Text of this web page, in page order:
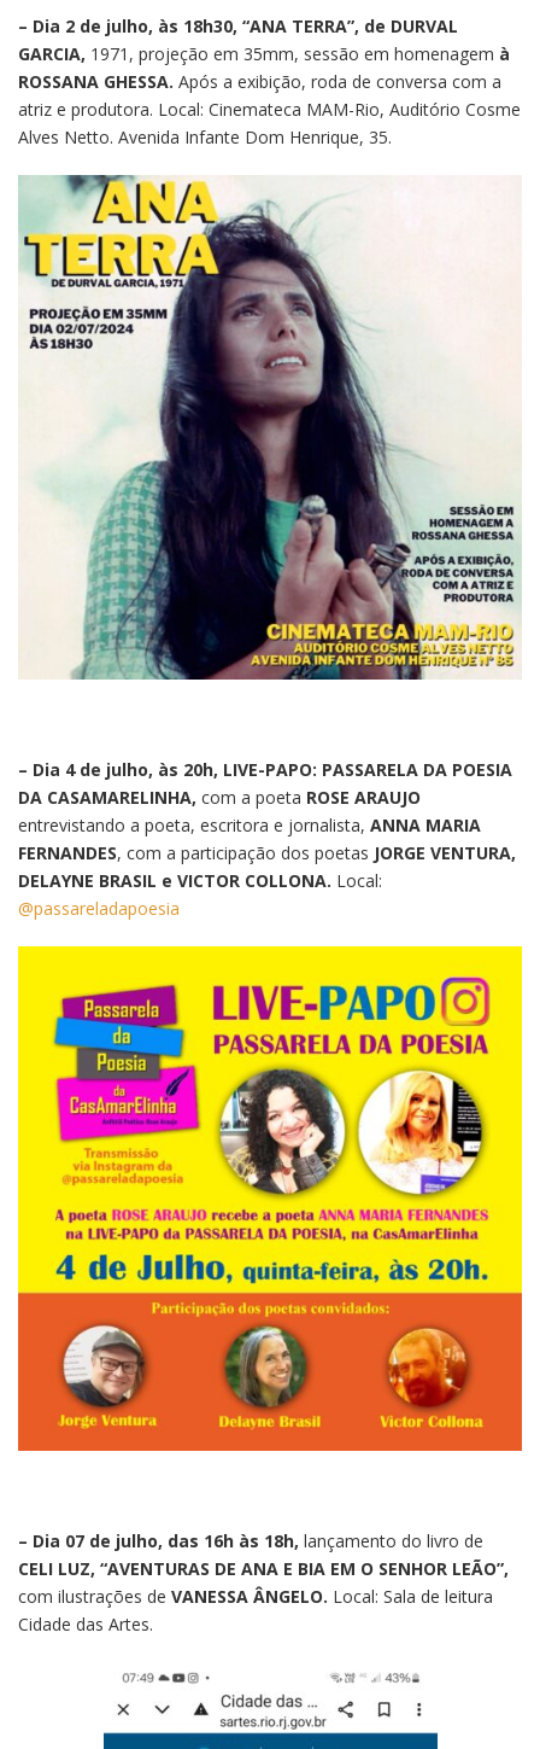
– Dia 2 de julho, às 18h30, “ANA TERRA”, de DURVAL
GARCIA, 1971, projeção em 35mm, sessão em homenagem à
ROSSANA GHESSA. Após a exibição, roda de conversa com a
atriz e produtora. Local: Cinemateca MAM-Rio, Auditório Cosme
Alves Netto. Avenida Infante Dom Henrique, 35.
– Dia 4 de julho, às 20h, LIVE-PAPO: PASSARELA DA POESIA
DA CASAMARELINHA, com a poeta ROSE ARAUJO
entrevistando a poeta, escritora e jornalista, ANNA MARIA
FERNANDES, com a participação dos poetas JORGE VENTURA,
DELAYNE BRASIL e VICTOR COLLONA. Local:
@passareladapoesia
– Dia 07 de julho, das 16h às 18h, lançamento do livro de
CELI LUZ, “AVENTURAS DE ANA E BIA EM O SENHOR LEÃO”,
com ilustrações de VANESSA ÂNGELO. Local: Sala de leitura
Cidade das Artes.